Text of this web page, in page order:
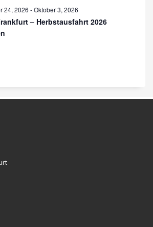
24, 2026 -Oktober 3, 2026
– Herbstausfahrt 2026